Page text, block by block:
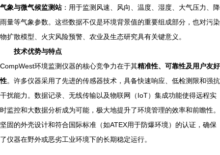
气象与微气候监测站：用于监测风速、风向、温度、湿度、大气压力、降
雨量等气象参数。这些数据不仅是环境背景值的重要组成部分，也对污染
物扩散模型、火灾风险预警、农业及生态研究具有关键意义。
技术优势与特点
CompWest环境监测仪器的核心竞争力在于其精准性、可靠性及用户友好
性。许多仪器采用了先进的传感器技术，具备快速响应、低检测限和强抗
干扰能力。数据记录、无线传输以及物联网（IoT）集成功能使得远程实
时监控和大数据分析成为可能，极大地提升了环境管理的效率和前瞻性。
坚固的外壳设计和符合国际标准（如ATEX用于防爆环境）的认证，确保
了仪器在野外或恶劣工业环境下的长期稳定运行。